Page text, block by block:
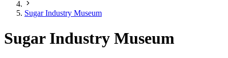
Sugar Industry Museum
Sugar Industry Museum